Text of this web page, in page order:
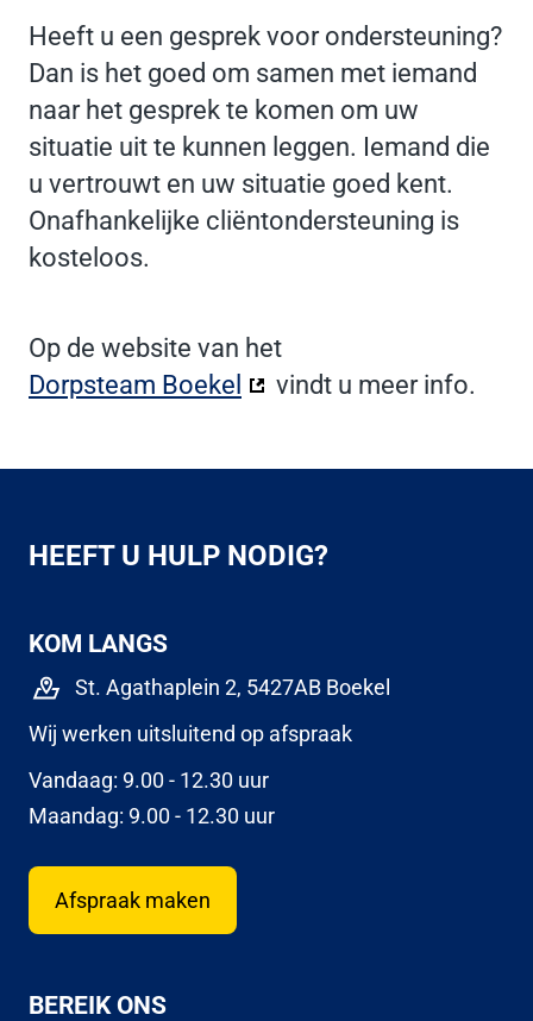
Heeft u een gesprek voor ondersteuning?
Dan is het goed om samen met iemand
naar het gesprek te komen om uw
situatie uit te kunnen leggen. Iemand die
u vertrouwt en uw situatie goed kent.
Onafhankelijke cliëntondersteuning is
kosteloos.
Op de website van het
Dorpsteam Boekel (Deze link gaat naar
vindt u meer info.
HEEFT U HULP NODIG?
KOM LANGS
St. Agathaplein 2, 5427AB Boekel
Wij werken uitsluitend op afspraak
Vandaag: 9.00 - 12.30 uur
Maandag: 9.00 - 12.30 uur
Afspraak maken
BEREIK ONS